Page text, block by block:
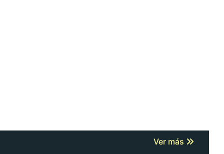
Ver más